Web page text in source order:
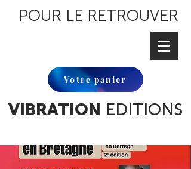
POUR LE RETROUVER
Votre panier
VIBRATION EDITIONS